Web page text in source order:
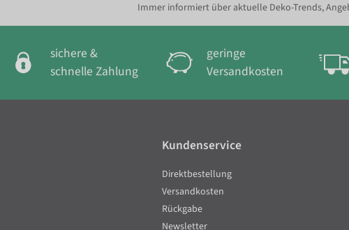
Immer informiert über aktuelle Deko-Trends,
sichere &
schnelle Zahlung
geringe
Versandkosten
Kundenservice
Direktbestellung
Versandkosten
Rückgabe
Newsletter